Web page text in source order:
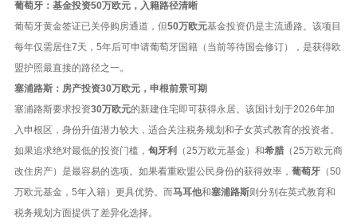
葡萄牙：基金投资50万欧元，入籍路径清晰
葡萄牙黄金签证已关停购房通道，但50万欧元基金投资仍是主流通路。该项目
每年仅需居住7天，5年后可申请葡萄牙国籍（当前等待国会修订），是获得欧
盟护照最直接的路径之一。
塞浦路斯：房产投资30万欧元，申根前景可期
塞浦路斯要求投资30万欧元的新建住宅即可获得永居。该国计划于2026年加
入申根区，身份升值潜力较大，适合关注税务规划和子女英式教育的投资者。
如果追求绝对最低的投资门槛， 匈牙利 （25万欧元基金）和希腊（25万欧元商
改住房产）是最容易的选项。如果看重欧盟公民身份的获得效率， 葡萄牙（50
万欧元基金，5年入籍）更具优势。而马耳他和塞浦路斯则分别在英式教育和
税务规划方面提供了差异化选择。